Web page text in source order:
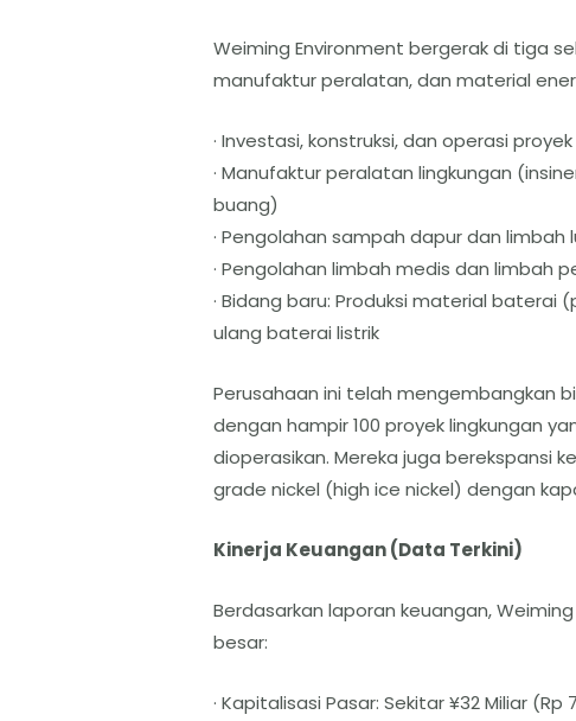
Weiming Environment bergerak di tiga
manufaktur peralatan, dan material
· Investasi, konstruksi, dan operasi
· Manufaktur peralatan lingkungan
buang)
· Pengolahan sampah dapur dan limbah
· Pengolahan limbah medis dan limbah
· Bidang baru: Produksi material baterai
ulang baterai listrik
Perusahaan ini telah mengembangkan
dengan hampir 100 proyek lingkungan
dioperasikan. Mereka juga berekspansi
grade nickel (high ice nickel) dengan
Kinerja Keuangan (Data Terkini)
Berdasarkan laporan keuangan,
besar:
· Kapitalisasi Pasar: Sekitar ¥32 Miliar (Rp